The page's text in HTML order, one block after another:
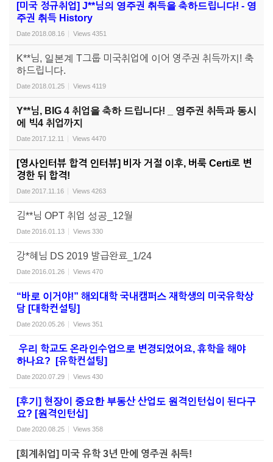
[미국 정규취업] J**님의 영주권 취득을 축하드립니다! - 영
주권 취득 History
Date2018.08.16 Views 4351
K**님, 일본계 T그룹 미국취업에 이어 영주권 취득까지! 축
하드립니다.
Date2018.01.25 Views 4119
Y**님, BIG 4 취업을 축하 드립니다! _ 영주권 취득과 동시
에 빅4 취업까지
Date2017.12.11 Views 4470
[영사인터뷰 합격 인터뷰] 비자 거절 이후, 버룩 Certi로 변
경한 뒤 합격!
Date2017.11.16 Views 4263
김**님 OPT 취업 성공_12월
Date2016.01.13 Views 330
강*혜님 DS 2019 발급완료_1/24
Date2016.01.26 Views 470
“바로 이거야!” 해외대학 국내캠퍼스 재학생의 미국유학상
담 [대학컨설팅]
Date2020.05.26 Views 351
우리 학교도 온라인수업으로 변경되었어요, 휴학을 해야
하나요? [유학컨설팅]
Date2020.07.29 Views 430
[후기] 현장이 중요한 부동산 산업도 원격인턴십이 된다구
요? [원격인턴십]
Date2020.08.25 Views 358
[회계취업] 미국 유학 3년 만에 영주권 취득!